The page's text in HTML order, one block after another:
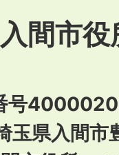
入間市役
号
県入間市